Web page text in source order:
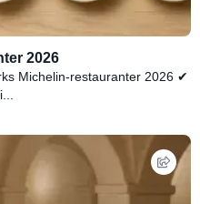
2026
Michelin-restauranter 2026 ✔